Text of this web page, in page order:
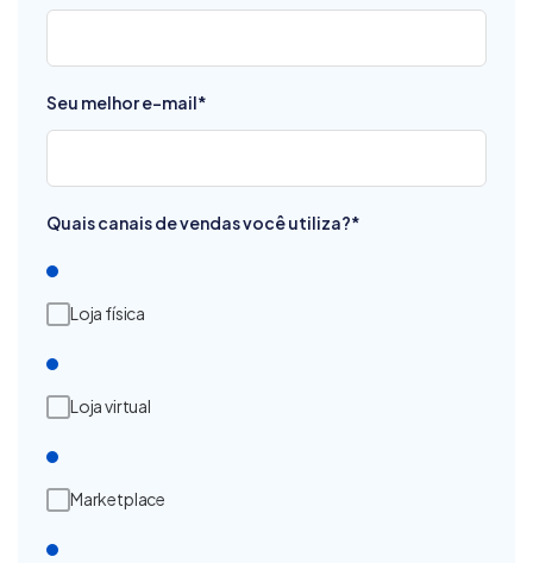
Seu melhor e-mail*
Quais canais de vendas você utiliza?*
Loja física
Loja virtual
Marketplace